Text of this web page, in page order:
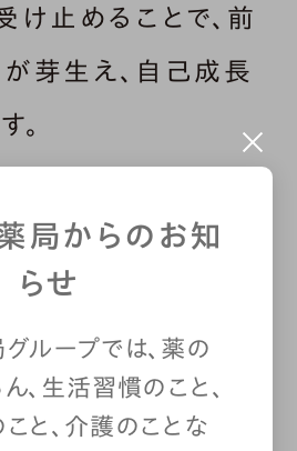
け止めることで、前
芽生え、自己成長
。
感情に振り回されにく
で感情を客観的に
余裕がないとイライ
局からのお知
らせ
ループでは、薬の
、生活習慣のこと、
と、介護のことな